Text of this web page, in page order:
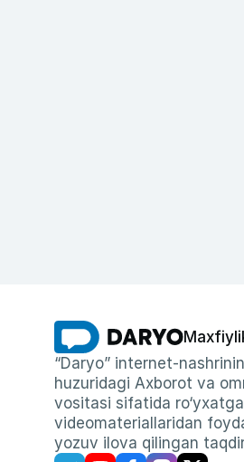
“Daryo” internet-
huzuridagi Axborot va
vositasi sifatida
videomateriallaridan
yozuv ilova qilingan